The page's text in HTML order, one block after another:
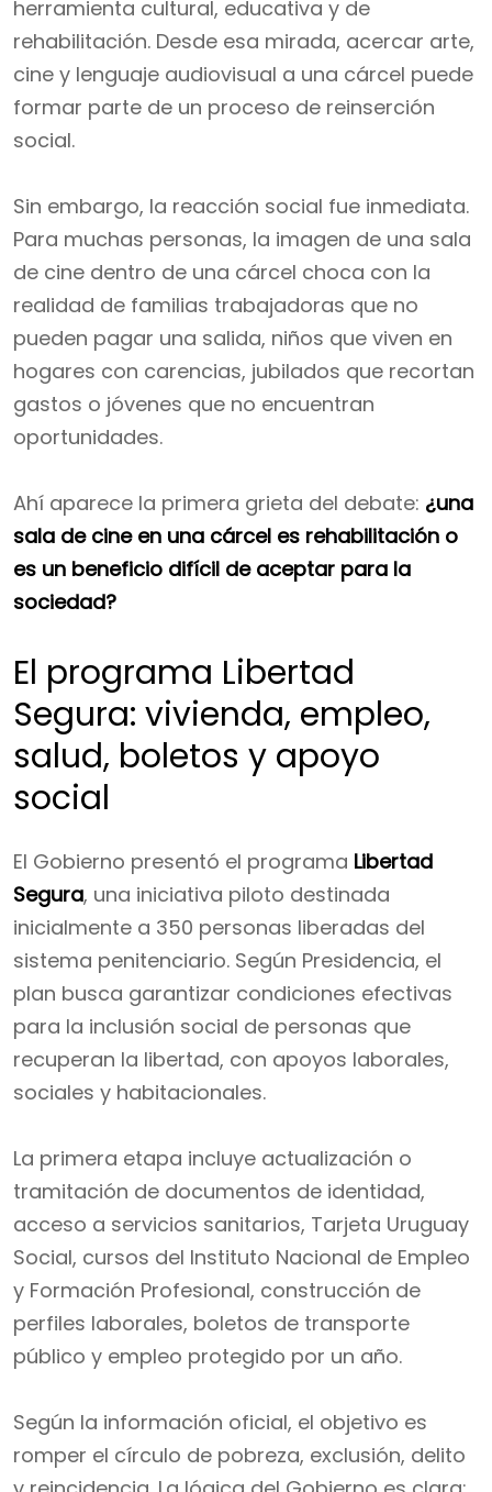
herramienta cultural, educativa y de
rehabilitación. Desde esa mirada, acercar arte,
cine y lenguaje audiovisual a una cárcel puede
formar parte de un proceso de reinserción
social.
Sin embargo, la reacción social fue inmediata.
Para muchas personas, la imagen de una sala
de cine dentro de una cárcel choca con la
realidad de familias trabajadoras que no
pueden pagar una salida, niños que viven en
hogares con carencias, jubilados que recortan
gastos o jóvenes que no encuentran
oportunidades.
Ahí aparece la primera grieta del debate: ¿una
sala de cine en una cárcel es rehabilitación o
es un beneficio difícil de aceptar para la
sociedad?
El programa Libertad
Segura: vivienda, empleo,
salud, boletos y apoyo
social
El Gobierno presentó el programa Libertad
Segura, una iniciativa piloto destinada
inicialmente a 350 personas liberadas del
sistema penitenciario. Según Presidencia, el
plan busca garantizar condiciones efectivas
para la inclusión social de personas que
recuperan la libertad, con apoyos laborales,
sociales y habitacionales.
La primera etapa incluye actualización o
tramitación de documentos de identidad,
acceso a servicios sanitarios, Tarjeta Uruguay
Social, cursos del Instituto Nacional de Empleo
y Formación Profesional, construcción de
perfiles laborales, boletos de transporte
público y empleo protegido por un año.
Según la información oficial, el objetivo es
romper el círculo de pobreza, exclusión, delito